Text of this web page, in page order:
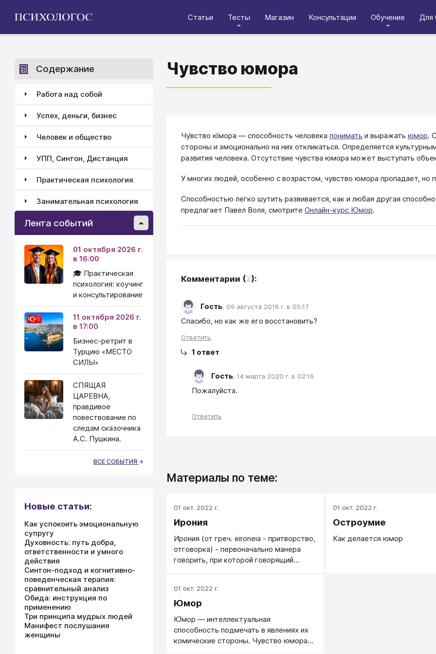
Статьи Тесты Магазин Консультации Обучение Для
Чувство юмора
Чу́вство ю́мора ― способность человека понимать и выражать юмор.
стороны и эмоционально на них откликаться. Определяется
развития человека. Отсутствие чувства юмора может выступать
У многих людей, особенно с возрастом, чувство юмора пропадает, но
Способностью легко шутить развивается, как и любая другая
предлагает Павел Воля, смотрите Онлайн-курс Юмор.
Комментарии (2):
Гость, 09 августа 2016 г. в 05:17
Ответить
1 ответ
Гость, 14 марта 2020 г. в 02:16
Пожалуйста.
Ответить
Материалы по теме:
01 окт. 2022 г.
Ирония
Ирония (от греч. eironeia - притворство,
отговорка) - первоначально манера
говорить, при которой говорящий
обратное тому, что он в
действительности думает или считает
слушателям).
01 окт. 2022 г.
Остроумие
Как делается юмор
01 окт. 2022 г.
Юмор
Ю́мор — интеллектуальная
способность подмечать в явлениях их
комические стороны. Чувство юмора
Содержание
Работа над собой
Успех, деньги, бизнес
Человек и общество
УПП, Синтон, Дистанция
Практическая психология
Занимательная психология
Лента событий
01 октября 2026 г.
в 16:00
🎓 Практическая
психология: коучинг
и консультирование
11 октября 2026 г.
в 17:00
Бизнес-ретрит в
Турцию «МЕСТО
СИЛЫ»
СПЯЩАЯ
ЦАРЕВНА,
правдивое
повествование по
следам сказочника
А.С. Пушкина.
ВСЕ СОБЫТИЯ
Новые статьи:
Как успокоить эмоциональную
супругу
Духовность: путь добра,
ответственности и умного
действия
Синтон-подход и когнитивно-
поведенческая терапия:
сравнительный анализ
Обида: инструкция по
применению
Три принципа мудрых людей
Манифест послушания
женщины